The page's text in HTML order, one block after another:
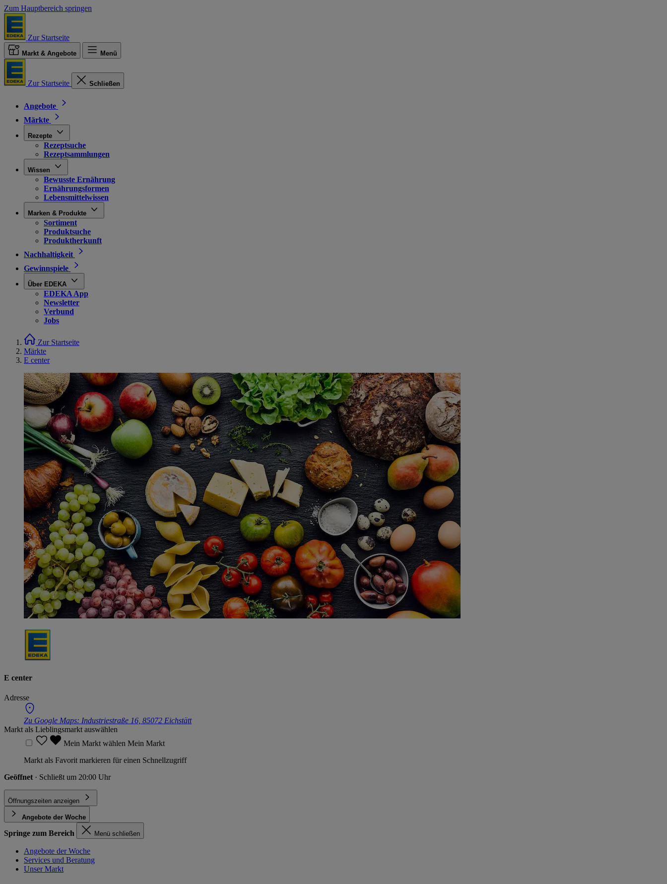
Zum Hauptbereich springen
Zur Startseite
Markt & Angebote Menü
Zur Startseite Schließen
Angebote
Märkte
Rezepte
Rezeptsuche
Rezeptsammlungen
Wissen
Bewusste Ernährung
Ernährungsformen
Lebensmittelwissen
Marken & Produkte
Sortiment
Produktsuche
Produktherkunft
Nachhaltigkeit
Gewinnspiele
Über EDEKA
EDEKA App
Newsletter
Verbund
Jobs
Zur Startseite
Märkte
E center
E center
Adresse
Zu Google Maps: Industriestraße 16, 85072 Eichstätt
Markt als Lieblingsmarkt auswählen
Mein Markt wählen Mein Markt
Markt als Favorit markieren für einen Schnellzugriff
Geöffnet · Schließt um 20:00 Uhr
Öffnungszeiten anzeigen
Angebote der Woche
Springe zum Bereich Menü schließen
Angebote der Woche
Services und Beratung
Unser Markt